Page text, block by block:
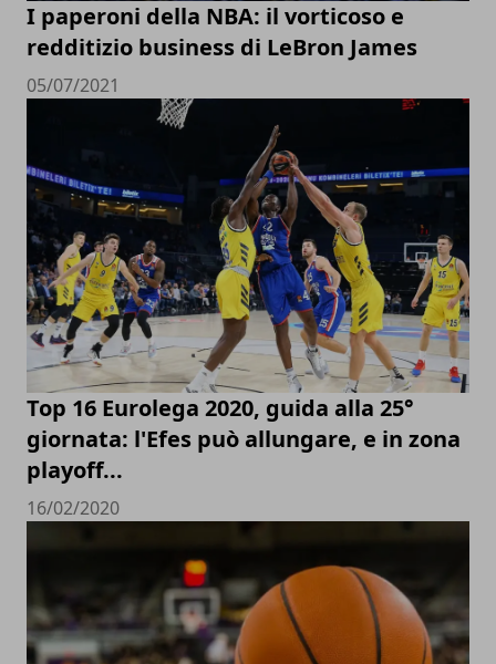
I paperoni della NBA: il vorticoso e
redditizio business di LeBron James
05/07/2021
Top 16 Eurolega 2020, guida alla 25°
giornata: l'Efes può allungare, e in zona
playoff...
16/02/2020